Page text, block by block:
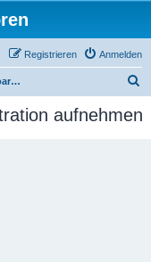
Anmelden
Registrieren
Kontakt mit der Board-Administration aufnehmen
c
aufnehmen